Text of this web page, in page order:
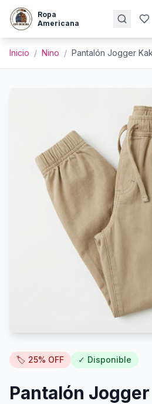
Ropa
Americana
Inicio / Nino / Pantalón Jogger
🏷️ 25% OFF ✓ Disponible
Pantalón